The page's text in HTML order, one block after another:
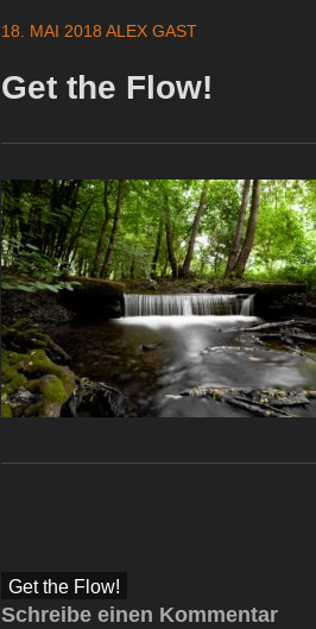
18. MAI 2018 ALEX GAST
Get the Flow!
Beitragsnavigation
Get the Flow!
Schreibe einen Kommentar